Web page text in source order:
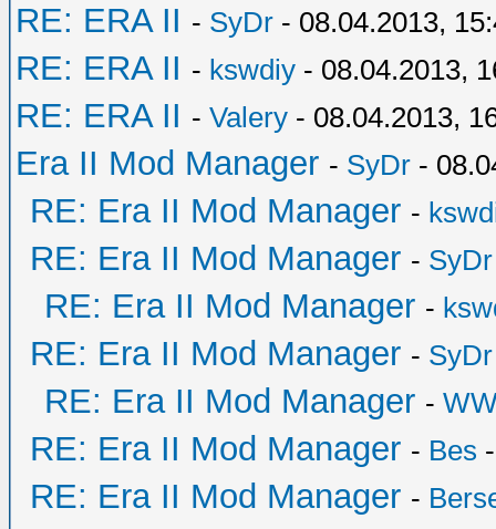
RE: ERA II - SyDr - 08.04.2013,
RE: ERA II - kswdiy - 08.04.2013,
RE: ERA II - Valery - 08.04.2013,
Era II Mod Manager - SyDr -
RE: Era II Mod Manager -
RE: Era II Mod Manager - SyDr
RE: Era II Mod Manager -
RE: Era II Mod Manager - SyDr
RE: Era II Mod Manager -
RE: Era II Mod Manager - Bes
RE: Era II Mod Manager -